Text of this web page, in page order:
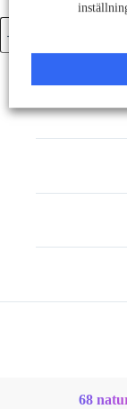
Lazru
Serum
2erPack
68